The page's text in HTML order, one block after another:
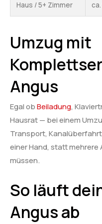
Haus / 5+ Zimmer
Umzug mit
Angus
Egal obBeiladung,
Hausrat — bei einem
Transport,
einer Hand, statt mehrere
müssen.
So läuft
Angus ab